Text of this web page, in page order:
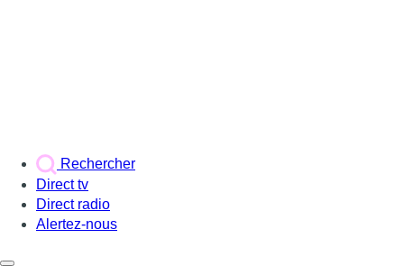
Rechercher
Direct tv
Direct radio
Alertez-nous